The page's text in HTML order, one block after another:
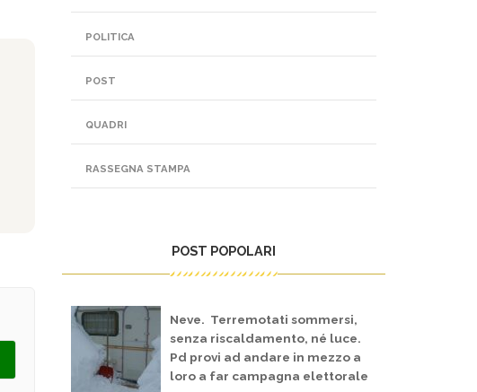
POLITICA
POST
QUADRI
RASSEGNA STAMPA
POST POPOLARI
Neve. Terremotati sommersi,
senza riscaldamento, né luce.
Pd provi ad andare in mezzo a
loro a far campagna elettorale